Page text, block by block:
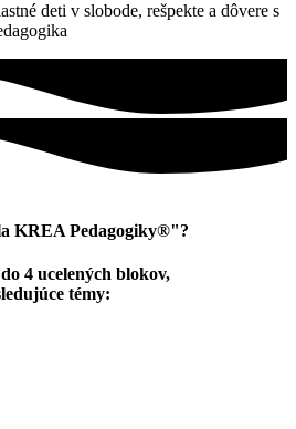
deti v slobode, rešpekte a dôvere s
KREA Pedagogiky®"?
4 ucelených blokov,
témy: